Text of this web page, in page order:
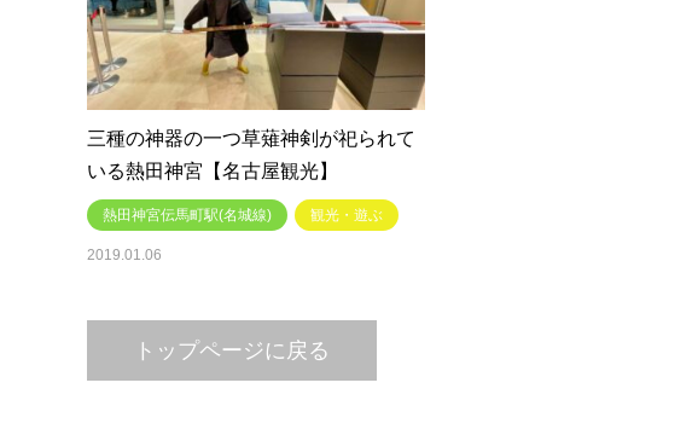
三種の神器の一つ草薙神剣が祀られて
いる熱田神宮【名古屋観光】
熱田神宮伝馬町駅(名城線) 観光・遊ぶ
2019.01.06
トップページに戻る